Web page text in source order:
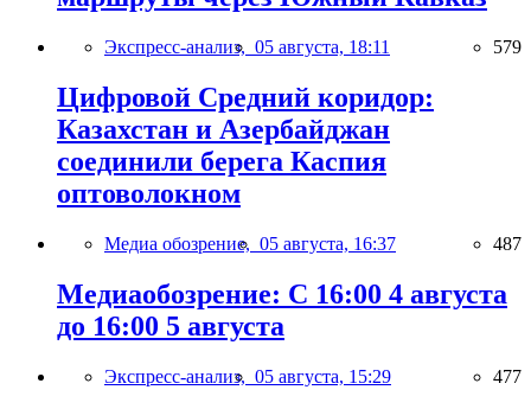
Экспресс-анализ, 05 августа, 18:11 579
Цифровой Средний коридор:
Казахстан и Азербайджан
соединили берега Каспия
оптоволокном
Медиа обозрение, 05 августа, 16:37 487
Медиаобозрение: С 16:00 4 августа
до 16:00 5 августа
Экспресс-анализ, 05 августа, 15:29 477